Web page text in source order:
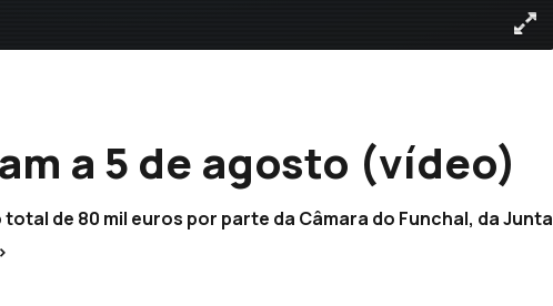
a 5 de agosto (vídeo)
de 80 mil euros por parte da Câmara do Funchal, da Junta